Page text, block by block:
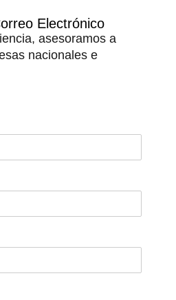
Electrónico
asesoramos a
nacionales e